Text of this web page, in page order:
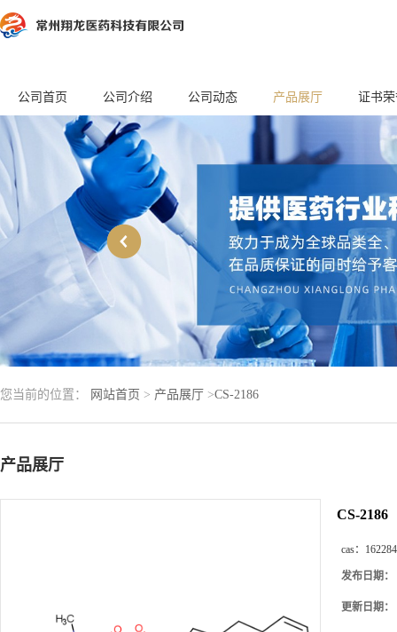
公司首页 公司介绍 公司动态 产品展厅 证书
您当前的位置： 网站首页 > 产品展厅 >CS-2186
产品展厅
CS-2186
cas：
发布日期：
更新日期：